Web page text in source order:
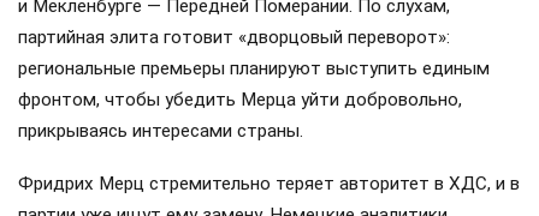
Лондон всерьез обеспокоен политической
турбулентностью во Франции. Как сообщает The
Telegraph, британские чиновники просчитывают, как
возможная победа радикальных сил отразится на обмене
секретными данными и работе «коалиции желающих».
Западные эксперты предупреждают: если власть в
Париже перейдет к сторонникам жесткой линии, НАТО